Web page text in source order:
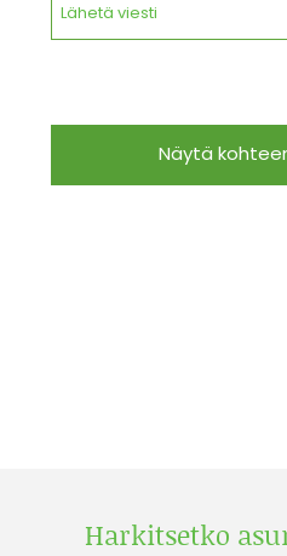
Lähetä viesti
Näytä
Harkitsetko